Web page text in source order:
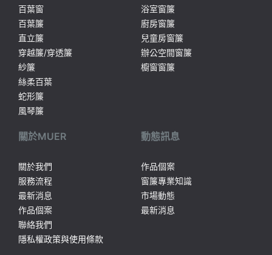
百葉窗
百葉簾
直立簾
穿越簾/穿透簾
紗簾
絲柔百葉
蛇形簾
風琴簾
浴室窗簾
廚房窗簾
兒童房窗簾
辦公空間窗簾
櫥窗窗簾
關於MUER
關於我們
服務流程
最新消息
作品個案
聯絡我們
隱私權政策與使用條款
動態訊息
作品個案
窗簾專業知識
市場動態
最新消息